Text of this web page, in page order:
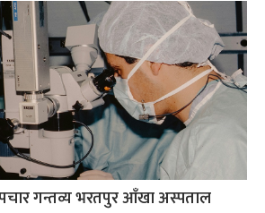
गन्तव्य भरतपुर आँखा अस्पताल